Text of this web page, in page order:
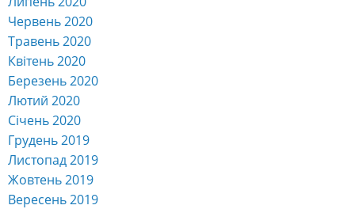
Червень 2020
Травень 2020
Квітень 2020
Березень 2020
Лютий 2020
Січень 2020
Грудень 2019
Листопад 2019
Жовтень 2019
Вересень 2019